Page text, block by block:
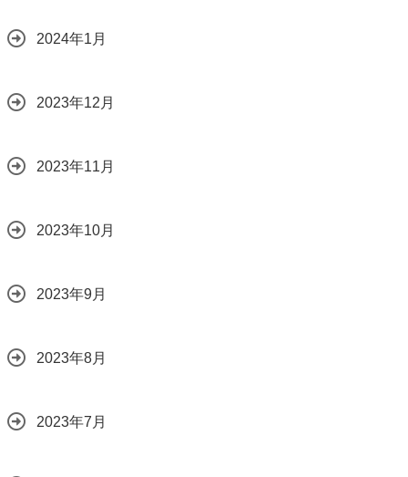
2024年1月
2023年12月
2023年11月
2023年10月
2023年9月
2023年8月
2023年7月